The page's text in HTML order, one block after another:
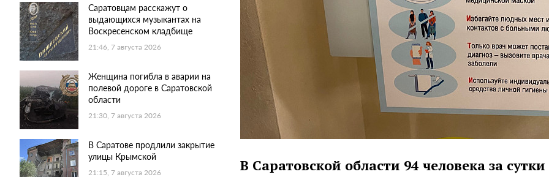
Саратовцам расскажут о
выдающихся музыкантах на
Воскресенском кладбище
21:46, 7 августа 2026
Женщина погибла в аварии на
полевой дороге в Саратовской
области
21:30, 7 августа 2026
В Саратове продлили закрытие
улицы Крымской
21:15, 7 августа 2026 В Саратовской области 94 человека за